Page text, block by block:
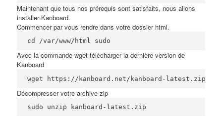
Maintenant que tous nos prérequis sont satisfaits, nous allons
installer Kanboard.
Commencer par vous rendre dans votre dossier html.
cd /var/www/html sudo
Avec la commande wget télécharger la dernière version de
Kanboard
wget https://kanboard.net/kanboard-latest.zip
Décompresser votre archive zip
sudo unzip kanboard-latest.zip